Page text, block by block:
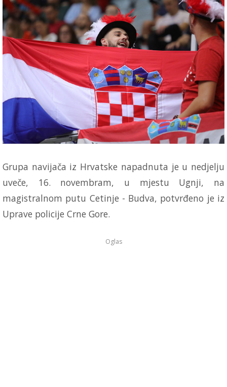
Grupa navijača iz Hrvatske napadnuta je u nedjelju
uveče, 16. novembram, u mjestu Ugnji, na
magistralnom putu Cetinje - Budva, potvrđeno je iz
Uprave policije Crne Gore.
Oglas